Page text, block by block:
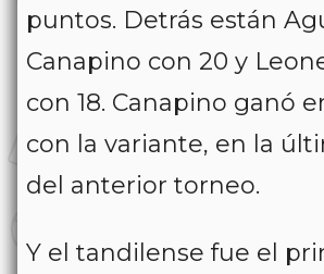
puntos. Detrás están
Canapino con 20 y
con 18. Canapino ganó
con la variante, en la
del anterior torneo.
Y el tandilense fue el